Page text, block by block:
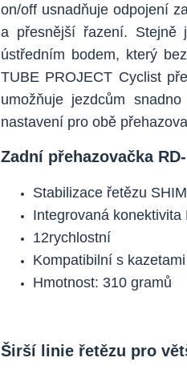
on/off usnadňuje odpojení
a přesnější řazení. Stejně
ústředním bodem, který
TUBE PROJECT Cyclist
umožňuje jezdcům
nastavení pro obě
Zadní přehazovačka
Stabilizace řetězu
Integrovaná
12rychlostní
Kompatibilní s
Hmotnost: 310 gramů
Širší linie řetězu pro